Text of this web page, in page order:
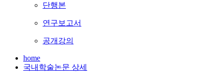
단행본
연구보고서
공개강의
home
국내학술논문 상세